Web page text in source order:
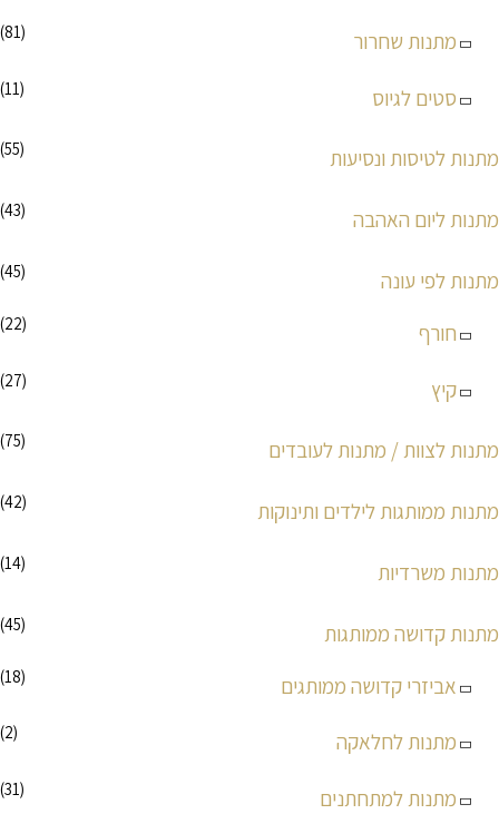
מתנות שחרור (81)
סטים לגיוס (11)
מתנות לטיסות ונסיעות (55)
מתנות ליום האהבה (43)
מתנות לפי עונה (45)
חורף (22)
קיץ (27)
מתנות לצוות / מתנות לעובדים (75)
מתנות ממותגות לילדים ותינוקות (42)
מתנות משרדיות (14)
מתנות קדושה ממותגות (45)
אביזרי קדושה ממותגים (18)
מתנות לחלאקה (2)
מתנות למתחתנים (31)